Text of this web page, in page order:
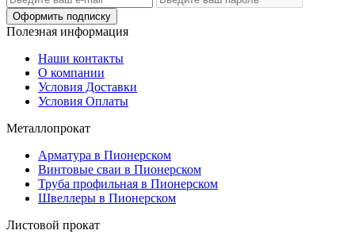
Оформить подписку
Полезная информация
Наши контакты
О компании
Условия Доставки
Условия Оплаты
Металлопрокат
Арматура в Пионерском
Винтовые сваи в Пионерском
Труба профильная в Пионерском
Швеллеры в Пионерском
Листовой прокат